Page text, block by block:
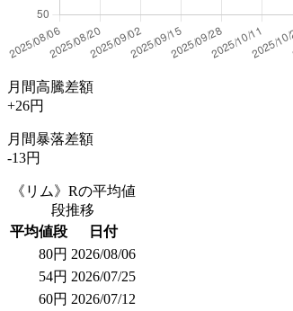
月間高騰差額
+26円
月間暴落差額
-13円
《リム》Rの平均値
段推移
平均値段
日付
80円 2026/08/06
54円 2026/07/25
60円 2026/07/12